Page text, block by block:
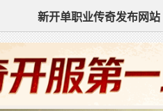
新开单职业传奇发布网站